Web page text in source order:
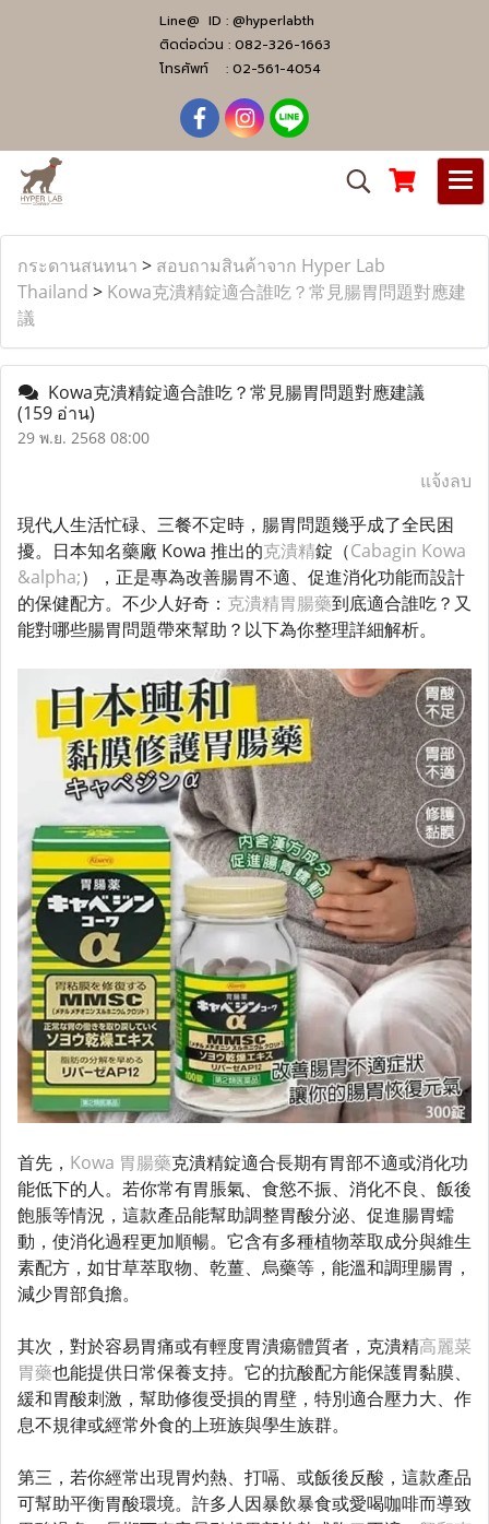
Line@ ID : @hyperlabth
ติดต่อด่วน : 082-326-1663
โทรศัพท์ : 02-561-4054
กระดานสนทนา > สอบถามสินค้าจาก Hyper Lab
Thailand > Kowa克潰精錠適合誰吃？常見腸胃問題對應建
議
Kowa克潰精錠適合誰吃？常見腸胃問題對應建議
(159 อ่าน)
29 พ.ย. 2568 08:00
แจ้งลบ
現代人生活忙碌、三餐不定時，腸胃問題幾乎成了全民困
擾。日本知名藥廠 Kowa 推出的克潰精錠（Cabagin Kowa
&alpha;），正是專為改善腸胃不適、促進消化功能而設計
的保健配方。不少人好奇： 克潰精胃腸藥到底適合誰吃？又
能對哪些腸胃問題帶來幫助？以下為你整理詳細解析。
首先， Kowa 胃腸藥克潰精錠適合長期有胃部不適或消化功
能低下的人。若你常有胃脹氣、食慾不振、消化不良、飯後
飽脹等情況，這款產品能幫助調整胃酸分泌、促進腸胃蠕
動，使消化過程更加順暢。它含有多種植物萃取成分與維生
素配方，如甘草萃取物、乾薑、烏藥等，能溫和調理腸胃，
減少胃部負擔。
其次，對於容易胃痛或有輕度胃潰瘍體質者，克潰精高麗菜
胃藥也能提供日常保養支持。它的抗酸配方能保護胃黏膜、
緩和胃酸刺激，幫助修復受損的胃壁，特別適合壓力大、作
息不規律或經常外食的上班族與學生族群。
第三，若你經常出現胃灼熱、打嗝、或飯後反酸，這款產品
可幫助平衡胃酸環境。許多人因暴飲暴食或愛喝咖啡而導致